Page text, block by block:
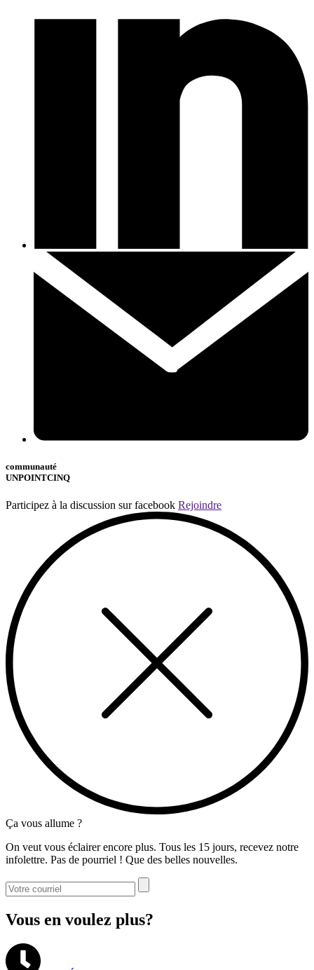
communauté
UNPOINTCINQ
Participez à la discussion sur facebook Rejoindre
Ça vous allume ?
On veut vous éclairer encore plus. Tous les 15 jours, recevez notre
infolettre. Pas de pourriel ! Que des belles nouvelles.
Vous en voulez plus?